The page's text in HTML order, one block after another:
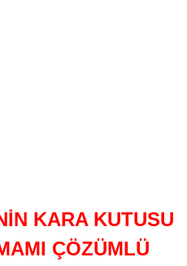
KARA KUTUSU
ÇÖZÜMLÜ